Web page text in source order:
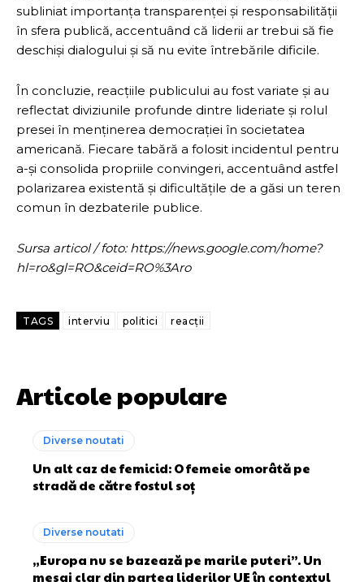
subliniat importanța transparenței și responsabilității
în sfera publică, accentuând că liderii ar trebui să fie
deschiși dialogului și să nu evite întrebările dificile.
În concluzie, reacțiile publicului au fost variate și au
reflectat diviziunile profunde dintre lideriate și rolul
presei în menținerea democrației în societatea
americană. Fiecare tabără a folosit incidentul pentru
a-și consolida propriile convingeri, accentuând astfel
polarizarea existentă și dificultățile de a găsi un teren
comun în dezbaterile publice.
Sursa articol / foto: https://news.google.com/home?
hl=ro&gl=RO&ceid=RO%3Aro
TAGS interviu politici reacții
Articole populare
Diverse noutati
Un alt caz de femicid: O femeie omorâtă pe
stradă de către fostul soț
Diverse noutati
„Europa nu se bazează pe marile puteri”. Un
mesaj clar din partea liderilor UE în contextul